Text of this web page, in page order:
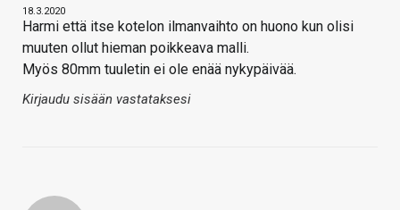
18.3.2020
Harmi että itse kotelon ilmanvaihto on huono kun olisi
muuten ollut hieman poikkeava malli.
Myös 80mm tuuletin ei ole enää nykypäivää.
Kirjaudu sisään vastataksesi